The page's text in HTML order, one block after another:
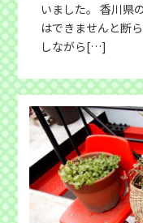
いました。 香川県
はできませんと断
しながら[…]